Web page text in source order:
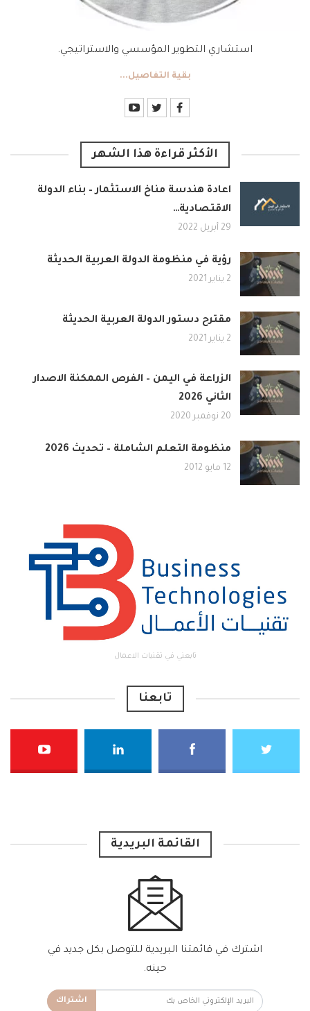
استشاري التطوير المؤسسي والاستراتيجي.
بقية التفاصيل...
الأكثر قراءة هذا الشهر
اعادة هندسة مناخ الاستثمار – بناء الدولة
الاقتصادية…
29 أبريل 2022
رؤية في منظومة الدولة العربية الحديثة
2 يناير 2021
مقترح دستور الدولة العربية الحديثة
2 يناير 2021
الزراعة في اليمن – الفرص الممكنة الاصدار
الثاني 2026
20 نوفمبر 2020
منظومة التعلم الشاملة – تحديث 2026
12 مايو 2012
تابعني في تقنيات الاعمال
تابعنا
القائمة البريدية
اشترك في قائمتنا البريدية للتوصل بكل جديد في
حينه.
اشتراك